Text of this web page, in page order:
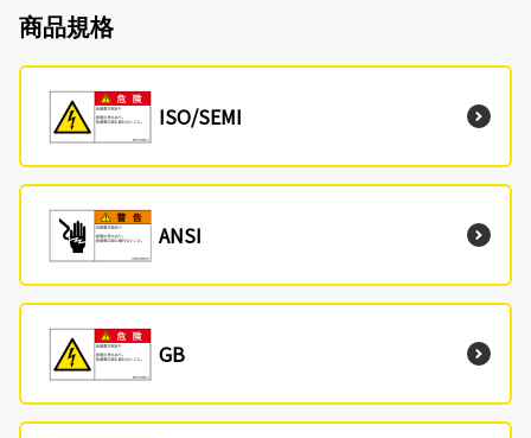
商品規格
ISO/SEMI
ANSI
GB